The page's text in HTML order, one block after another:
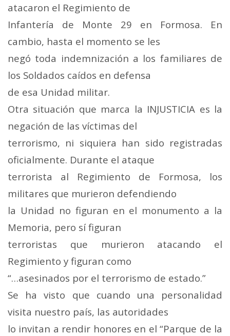
atacaron el Regimiento de
Infantería de Monte 29 en Formosa. En
cambio, hasta el momento se les
negó toda indemnización a los familiares de
los Soldados caídos en defensa
de esa Unidad militar.
Otra situación que marca la INJUSTICIA es la
negación de las víctimas del
terrorismo, ni siquiera han sido registradas
oficialmente. Durante el ataque
terrorista al Regimiento de Formosa, los
militares que murieron defendiendo
la Unidad no figuran en el monumento a la
Memoria, pero sí figuran
terroristas que murieron atacando el
Regimiento y figuran como
“…asesinados por el terrorismo de estado.”
Se ha visto que cuando una personalidad
visita nuestro país, las autoridades
lo invitan a rendir honores en el “Parque de la